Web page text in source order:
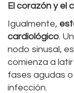
El corazón y el
Igualmente,
cardiológico.
nodo sinusal,
comienza a
fases agudas o
infección.